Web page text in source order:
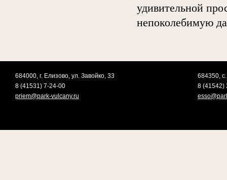
удивительной
непоколебимую
684000, г. Елизово, ул. Завойко, 33
8 (41531) 7-24-00
priem@park-vulcany.ru
684350,
8 (41542)